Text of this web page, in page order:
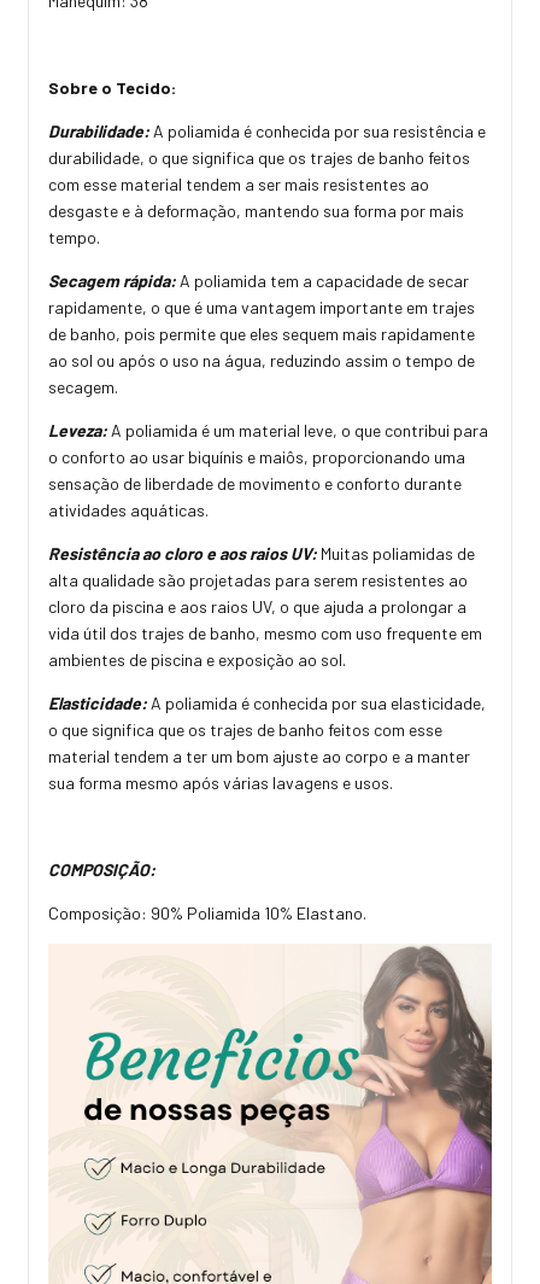
Sobre o Tecido:
Durabilidade: A poliamida é conhecida por sua resistência e
durabilidade, o que significa que os trajes de banho feitos
com esse material tendem a ser mais resistentes ao
desgaste e à deformação, mantendo sua forma por mais
tempo.
Secagem rápida: A poliamida tem a capacidade de secar
rapidamente, o que é uma vantagem importante em trajes
de banho, pois permite que eles sequem mais rapidamente
ao sol ou após o uso na água, reduzindo assim o tempo de
secagem.
Leveza: A poliamida é um material leve, o que contribui para
o conforto ao usar biquínis e maiôs, proporcionando uma
sensação de liberdade de movimento e conforto durante
atividades aquáticas.
Resistência ao cloro e aos raios UV: Muitas poliamidas de
alta qualidade são projetadas para serem resistentes ao
cloro da piscina e aos raios UV, o que ajuda a prolongar a
vida útil dos trajes de banho, mesmo com uso frequente em
ambientes de piscina e exposição ao sol.
Elasticidade: A poliamida é conhecida por sua elasticidade,
o que significa que os trajes de banho feitos com esse
material tendem a ter um bom ajuste ao corpo e a manter
sua forma mesmo após várias lavagens e usos.
COMPOSIÇÃO:
Composição: 90% Poliamida 10% Elastano.